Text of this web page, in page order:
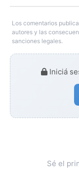
Los comentarios
autores y las
sanciones legales.
Iniciá
Sé el